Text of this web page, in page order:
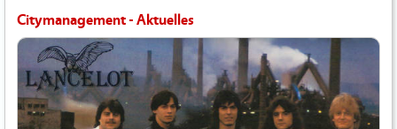
Citymanagement - Aktuelles